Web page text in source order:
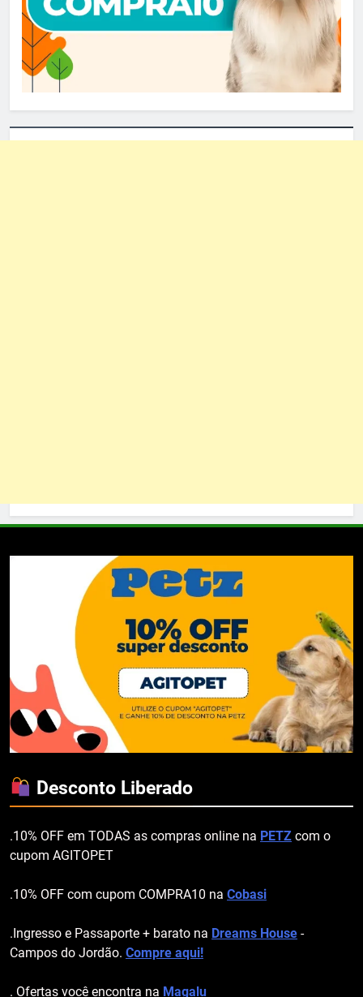
Desconto Liberado
.10% OFF em TODAS as compras online na PETZ com o
cupom AGITOPET
.10% OFF com cupom COMPRA10 na Cobasi
.Ingresso e Passaporte + barato na Dreams House -
Campos do Jordão. Compre aqui!
. Ofertas você encontra na Magalu